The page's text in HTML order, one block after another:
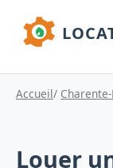
Accueil/
Louer